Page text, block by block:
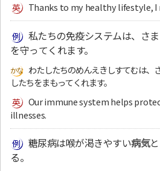
Thanks to my healthy lifestyle, I
私たちの免疫システムは、さ
を守ってくれます。
わたしたちのめんえきしすてむは、
したちをまもってくれます。
Our immune system helps
illnesses.
糖尿病は喉が渇きやすい病気
る。